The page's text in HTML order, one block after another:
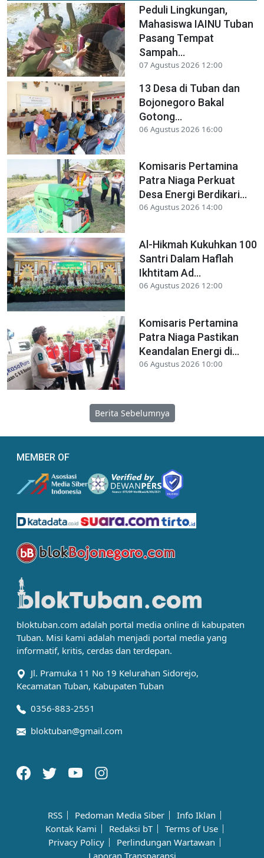
Peduli Lingkungan,
Mahasiswa IAINU Tuban
Pasang Tempat
Sampah...
07 Agustus 2026 12:00
13 Desa di Tuban dan
Bojonegoro Bakal
Gotong...
06 Agustus 2026 16:00
Komisaris Pertamina
Patra Niaga Perkuat
Desa Energi Berdikari...
06 Agustus 2026 14:00
Al-Hikmah Kukuhkan 100
Santri Dalam Haflah
Ikhtitam Ad...
06 Agustus 2026 12:00
Komisaris Pertamina
Patra Niaga Pastikan
Keandalan Energi di...
06 Agustus 2026 10:00
Berita Sebelumnya
MEMBER OF
bloktuban.com adalah portal media online di kabupaten
Tuban. Misi kami adalah menjadi portal media yang
informatif, kritis, cerdas dan terdepan.
Jl. Pramuka 11 No 19 Kelurahan Sidorejo,
Kecamatan Tuban, Kabupaten Tuban
0356-883-2551
bloktuban@gmail.com
RSS Pedoman Media Siber
Info Iklan
Kontak Kami
Redaksi bT
Terms of Use
Privacy Policy
Perlindungan Wartawan
Laporan Transparansi